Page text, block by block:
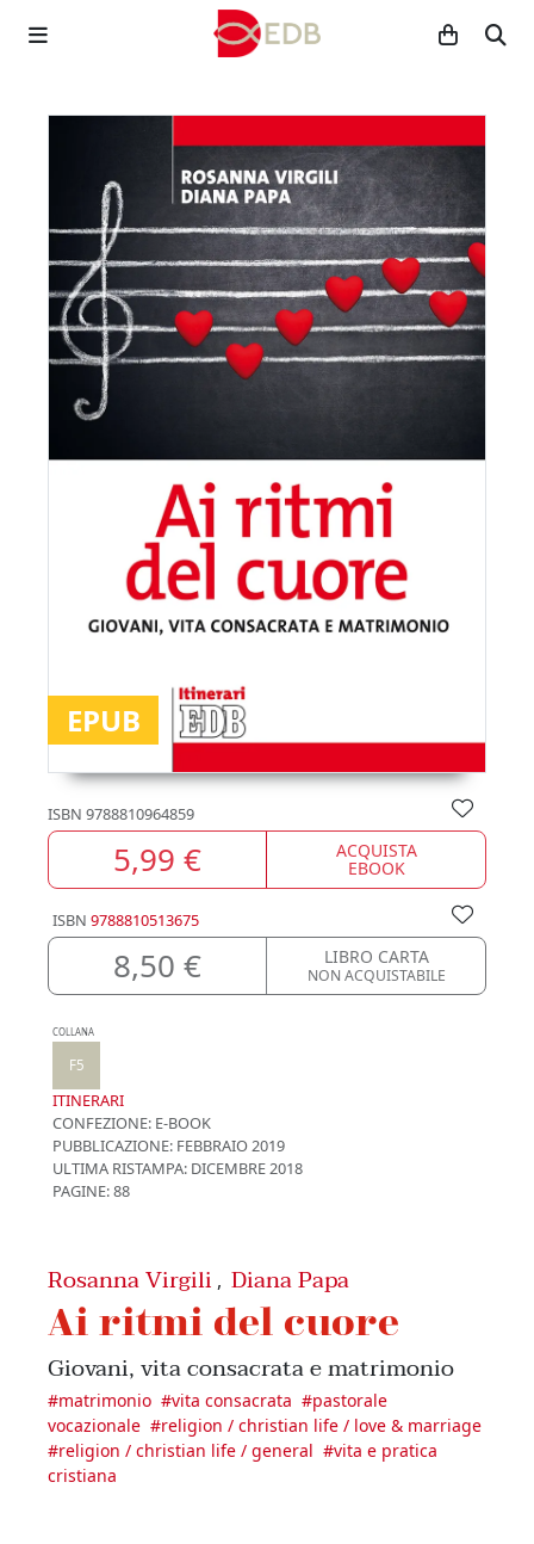
EPUB
ISBN 9788810964859
5,99 € ACQUISTA
EBOOK
ISBN 9788810513675
8,50 € LIBRO CARTA
NON ACQUISTABILE
COLLANA
F5
ITINERARI
CONFEZIONE: E-BOOK
PUBBLICAZIONE: FEBBRAIO 2019
ULTIMA RISTAMPA: DICEMBRE 2018
PAGINE: 88
Rosanna Virgili , Diana Papa
Ai ritmi del cuore
Giovani, vita consacrata e matrimonio
#matrimonio #vita consacrata #pastorale
vocazionale #religion / christian life / love & marriage
#religion / christian life / general #vita e pratica
cristiana